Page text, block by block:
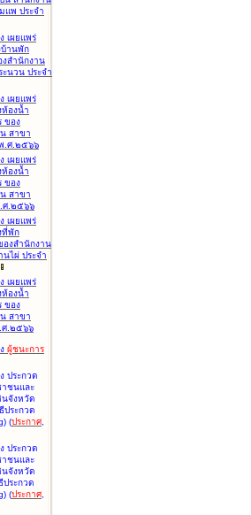
พ ประจำ
เผยแพร่
บ้านพัก
สำนักงาน
นวน ประจำ
เผยแพร่
ห้องน้ำ
ของ
สาขา
.ศ.๒๕๖๖
เผยแพร่
ห้องน้ำ
ของ
สาขา
ศ.๒๕๖๖
เผยแพร่
ที่พัก
องสำนักงาน
ไผ่ ประจำ
เผยแพร่
ห้องน้ำ
ของ
สาขา
ศ.๒๕๖๖
ผู้ชนะการ
ประกวด
าชนและ
จังหวัด
ระกวด
) (ประกาศ,
ประกวด
าชนและ
จังหวัด
ระกวด
) (ประกาศ,